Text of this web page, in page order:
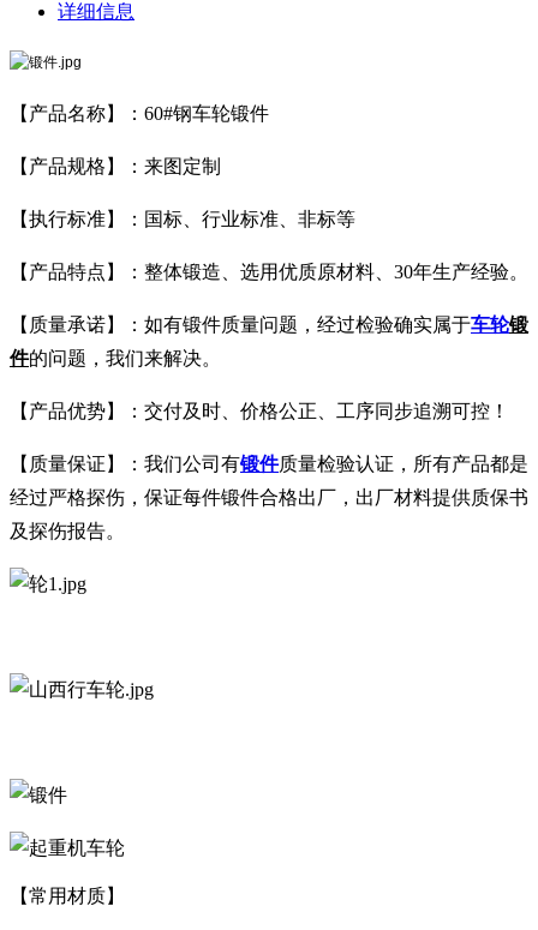
详细信息
【产品名称】：60#钢车轮锻件
【产品规格】：来图定制
【执行标准】：国标、行业标准、非标等
【产品特点】：整体锻造、选用优质原材料、30年生产经验。
【质量承诺】：如有锻件质量问题，经过检验确实属于车轮锻
件的问题，我们来解决。
【产品优势】：交付及时、价格公正、工序同步追溯可控！
【质量保证】：我们公司有锻件质量检验认证，所有产品都是
经过严格探伤，保证每件锻件合格出厂，出厂材料提供质保书
及探伤报告。
【常用材质】